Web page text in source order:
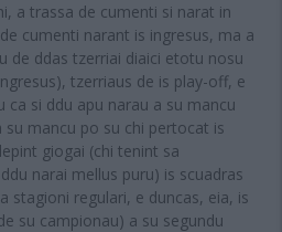
a trassa de cumenti si narat in
cumenti narant is ingresus, ma a
de ddas tzerriai diaici etotu nosu
tzerriaus de is play-off, e
ca si ddu apu narau a su mancu
mancu po su chi pertocat is
giogai (chi tenint sa
narai mellus puru) is scuadras
stagioni regulari, e duncas, eia, is
su campionau) a su segundu